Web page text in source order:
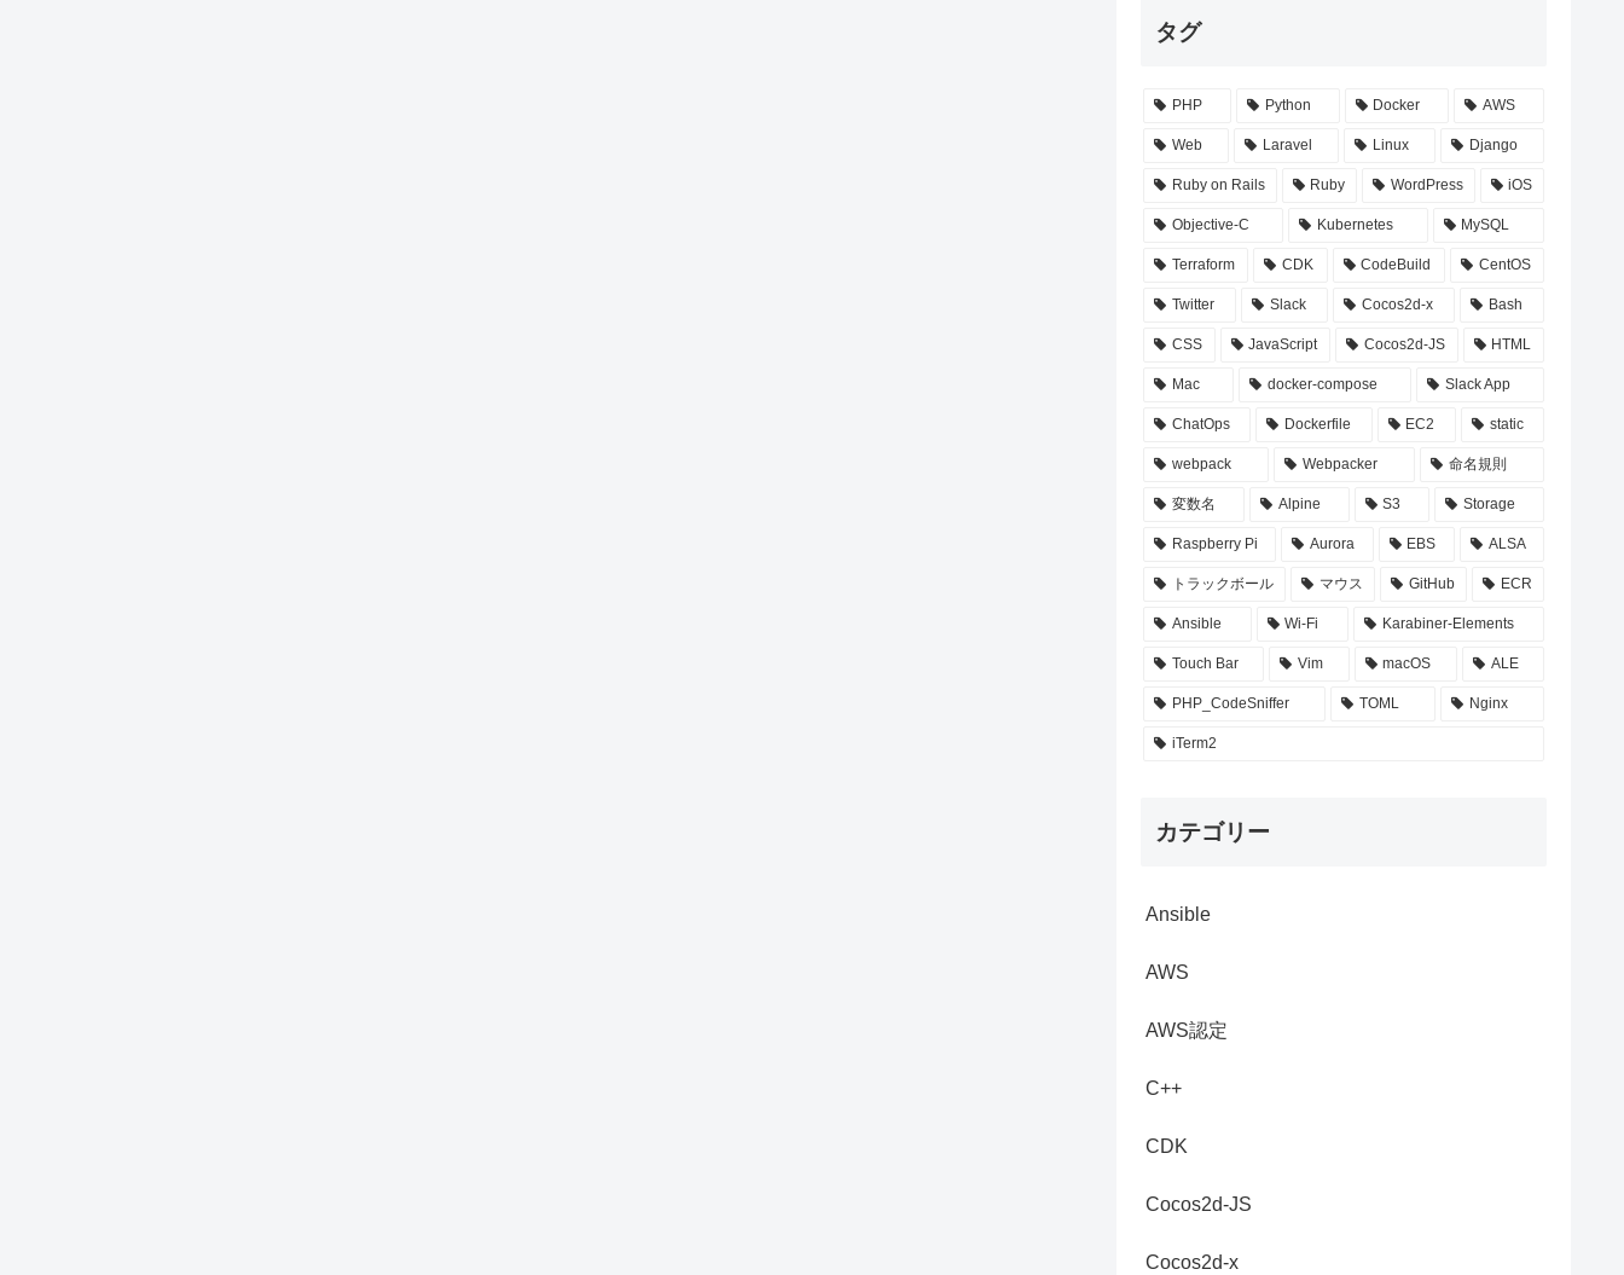
タグ
PHP Python Docker AWS
Web Laravel Linux Django
Ruby on Rails Ruby WordPress iOS
Objective-C Kubernetes MySQL
Terraform CDK CodeBuild CentOS
Twitter Slack Cocos2d-x Bash
CSS JavaScript Cocos2d-JS HTML
Mac docker-compose Slack App
ChatOps Dockerfile EC2 static
webpack Webpacker 命名規則
変数名 Alpine S3 Storage
Raspberry Pi Aurora EBS ALSA
トラックボール マウス GitHub ECR
Ansible Wi-Fi Karabiner-Elements
Touch Bar Vim macOS ALE
PHP_CodeSniffer TOML Nginx
iTerm2
カテゴリー
Ansible
AWS
AWS認定
C++
CDK
Cocos2d-JS
Cocos2d-x